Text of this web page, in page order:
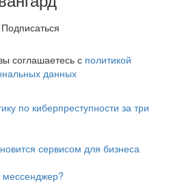
Подписаться
соглашаетесь с политикой
данных
по киберпреступности за три
сервисом для бизнеса
мессенджер?